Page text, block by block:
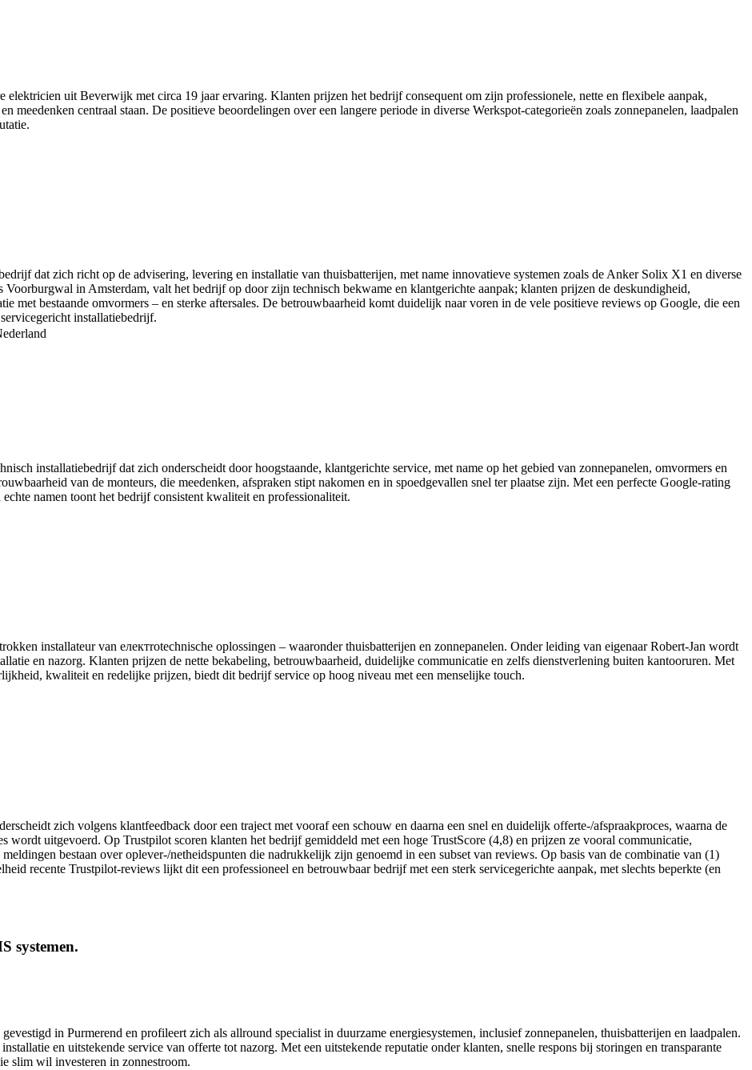
elektricien uit Beverwijk met circa 19 jaar ervaring. Klanten prijzen het bedrijf consequent om zijn professionele, nette en flexibele aanpak,
meedenken centraal staan. De positieve beoordelingen over een langere periode in diverse Werkspot-categorieën zoals zonnepanelen, laadpalen
dat zich richt op de advisering, levering en installatie van thuisbatterijen, met name innovatieve systemen zoals de Anker Solix X1 en diverse
in Amsterdam, valt het bedrijf op door zijn technisch bekwame en klantgerichte aanpak; klanten prijzen de deskundigheid,
met bestaande omvormers – en sterke aftersales. De betrouwbaarheid komt duidelijk naar voren in de vele positieve reviews op Google, die een
installatiebedrijf.
installatiebedrijf dat zich onderscheidt door hoogstaande, klantgerichte service, met name op het gebied van zonnepanelen, omvormers en
van de monteurs, die meedenken, afspraken stipt nakomen en in spoedgevallen snel ter plaatse zijn. Met een perfecte Google‑rating
namen toont het bedrijf consistent kwaliteit en professionaliteit.
installateur van електrotechnische oplossingen – waaronder thuisbatterijen en zonnepanelen. Onder leiding van eigenaar Robert‑Jan wordt
en nazorg. Klanten prijzen de nette bekabeling, betrouwbaarheid, duidelijke communicatie en zelfs dienstverlening buiten kantooruren. Met
kwaliteit en redelijke prijzen, biedt dit bedrijf service op hoog niveau met een menselijke touch.
zich volgens klantfeedback door een traject met vooraf een schouw en daarna een snel en duidelijk offerte-/afspraakproces, waarna de
wordt uitgevoerd. Op Trustpilot scoren klanten het bedrijf gemiddeld met een hoge TrustScore (4,8) en prijzen ze vooral communicatie,
bestaan over oplever-/netheidspunten die na­drukkelijk zijn genoemd in een subset van reviews. Op basis van de combinatie van (1)
recente Trustpilot-reviews lijkt dit een professioneel en betrouwbaar bedrijf met een sterk servicegerichte aanpak, met slechts beperkte (en
systemen.
in Purmerend en profileert zich als allround specialist in duurzame energiesystemen, inclusief zonnepanelen, thuisbatterijen en laadpalen.
en uitstekende service van offerte tot nazorg. Met een uitstekende reputatie onder klanten, snelle respons bij storingen en transparante
slim wil investeren in zonnestroom.